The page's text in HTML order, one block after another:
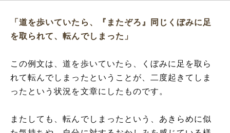
「道を歩いていたら、『またぞろ』同じくぼみに足
を取られて、転んでしまった」
この例文は、道を歩いていたら、くぼみに足を取ら
れて転んでしまったということが、二度起きてしま
ったという状況を文章にしたものです。
またしても、転んでしまったという、あきらめに似